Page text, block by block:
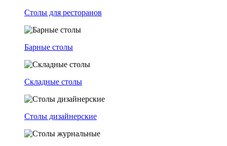
Столы для ресторанов
Барные столы
Складные столы
Столы дизайнерские